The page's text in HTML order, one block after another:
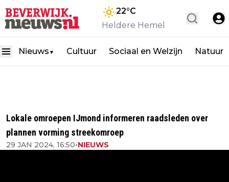
22°C
Heldere Hemel
Nieuws ▼ Cultuur Sociaal en Welzijn Natuur
Lokale omroepen IJmond informeren raadsleden over
plannen vorming streekomroep
29 JAN 2024, 16:50•NIEUWS